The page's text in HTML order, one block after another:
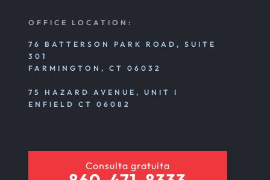
OFFICE LOCATION:
76 BATTERSON PARK ROAD, SUITE
301
FARMINGTON, CT 06032
75 HAZARD AVENUE, UNIT I
ENFIELD CT 06082
Consulta gratuita